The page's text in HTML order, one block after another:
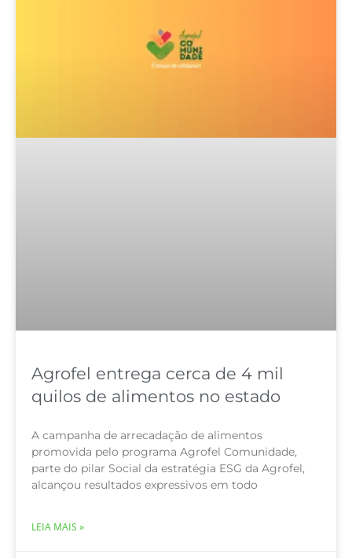
Agrofel entrega cerca de 4 mil
quilos de alimentos no estado
A campanha de arrecadação de alimentos
promovida pelo programa Agrofel Comunidade,
parte do pilar Social da estratégia ESG da Agrofel,
alcançou resultados expressivos em todo
LEIA MAIS »